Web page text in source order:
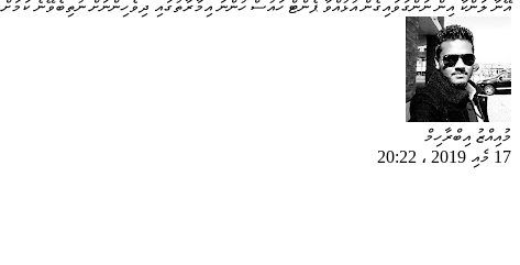
އޭނާ ލަންކާ އިން ނަންގަވައިގެން އުޅުއްވާ ޕެންޓް ހައުސް ހުންނަ އިމާރާތުގައި ދިވެހިންނަށް ނުތިބެވޭނެ
މުއިއްޒު އިބްރާހިމް
17 މެއި 2019
، 20:22